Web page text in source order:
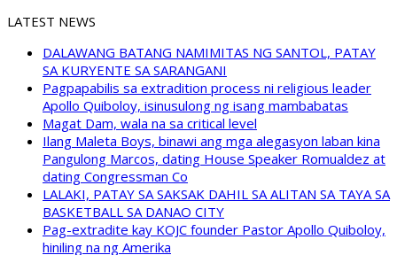
LATEST NEWS
DALAWANG BATANG NAMIMITAS NG SANTOL, PATAY
SA KURYENTE SA SARANGANI
Pagpapabilis sa extradition process ni religious leader
Apollo Quiboloy, isinusulong ng isang mambabatas
Magat Dam, wala na sa critical level
Ilang Maleta Boys, binawi ang mga alegasyon laban kina
Pangulong Marcos, dating House Speaker Romualdez at
dating Congressman Co
LALAKI, PATAY SA SAKSAK DAHIL SA ALITAN SA TAYA SA
BASKETBALL SA DANAO CITY
Pag-extradite kay KOJC founder Pastor Apollo Quiboloy,
hiniling na ng Amerika